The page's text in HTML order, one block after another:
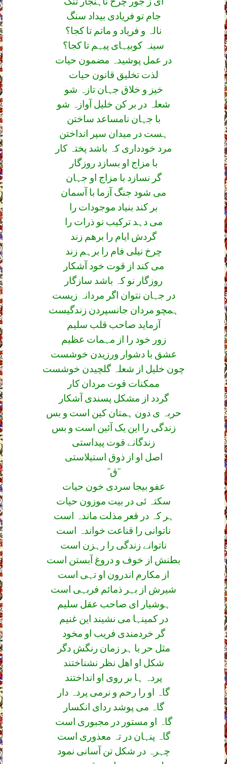
جام تو فریادی بیداد سنگ
نالہ و فریاد و ماتم تا کجا؟
سینہ کوبیہای پیہم تا کجا؟
در عمل پوشیدہ مضمون حیات
لذت تخلیق قانون حیات
خیز و خلاق جہان تازہ شو
شعلہ در بر کن خلیل آوازہ شو
با جہان نامساعد ساختن
ہست در میدان سپر انداختن
مرد خودداری کہ باشد پختہ کار
با مزاج او بسازد روزگار
گر نسازد با مزاج او جہان
می شود جنگ آزما با آسمان
بر کند بنیاد موجودات را
می دہد ترکیب نو ذرات را
گردش ایام را برھم زند
چرخ نیلی فام را برہم زند
می کند از قوت خود آشکار
روزگار نو کہ باشد سازگار
در جہان نتوان اگر مردانہ زیست
ہمچو مردان جانسپردن زندگیست
آزماید صاحب قلب سلیم
زور خود را از مہمات عظیم
عشق با دشوار ورزیدن خوشست
چون خلیل از شعلہ گلچیدن خوشست
ممکنات قوت مردان کار
گردد از مشکل پسندی آشکار
حربہ ی دون ہمتان کین است و بس
زندگی را این یک آئین است و بس
زندگانے قوت پیداستی
اصل او از ذوق استیلاستی
’’ق‘‘
عفو بیجا سردی خون حیات
سکتہ ئی در بیت موزون حیات
ہر کہ در قعر مذلت ماندہ است
ناتوانی را قناعت خواندہ است
ناتوانے زندگی را رہزن است
بطنش از خوف و دروغ آبستن است
از مکارم اندرون او تہی است
شیرش از بہر ذمائم فربہی است
ہوشیار ای صاحب عقل سلیم
در کمینہا می نشیند این غنیم
گر خردمندی فریب او مخود
مثل حر با ہر زمان رنگش دگر
شکل او اھل نظر نشناختند
پردہ ہا بر روی او انداختند
گاہ او را رحم و نرمی پردہ دار
گاہ می پوشد ردای انکسار
گاہ او مستور در مجبوری است
گاہ پنہان در تہ معذوری است
چہرہ در شکل تن آسانی نمود